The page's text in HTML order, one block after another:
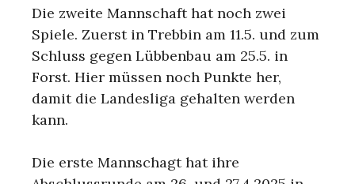
Die zweite Mannschaft hat noch zwei
Spiele. Zuerst in Trebbin am 11.5. und zum
Schluss gegen Lübbenbau am 25.5. in
Forst. Hier müssen noch Punkte her,
damit die Landesliga gehalten werden
kann.
Die erste Mannschagt hat ihre